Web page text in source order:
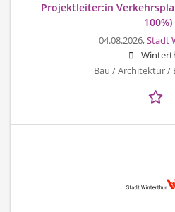
Projektleiter:in
100%)
04.08.2026,Stadt
Bau / Architektur /